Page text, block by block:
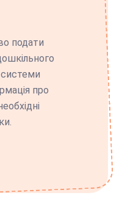
подати
системи
про